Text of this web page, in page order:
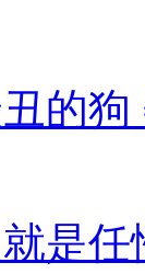
的
是